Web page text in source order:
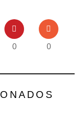
0 0